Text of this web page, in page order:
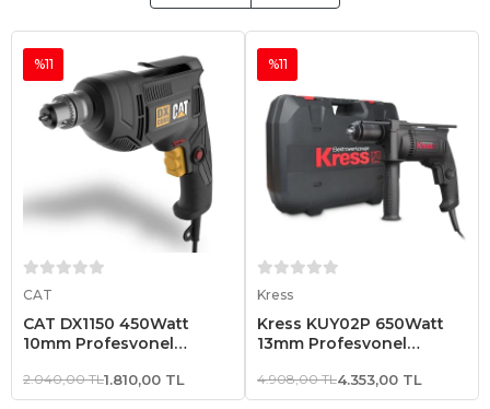
CAT
CAT DX1150 450Watt
10mm Profesyonel
%11
2.040,00 TL1.810,00 TL
Kress
Kress KUY02P 650Watt
13mm Profesyonel
%11
4.908,00 TL4.353,00 TL